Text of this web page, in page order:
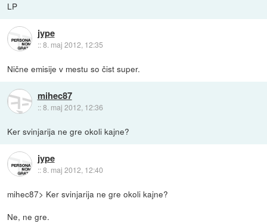
LP
jype
::8. maj 2012, 12:35
Nične emisije v mestu so čist super.
mihec87
::8. maj 2012, 12:36
Ker svinjarija ne gre okoli kajne?
jype
::8. maj 2012, 12:40
mihec87> Ker svinjarija ne gre okoli kajne?
Ne, ne gre.